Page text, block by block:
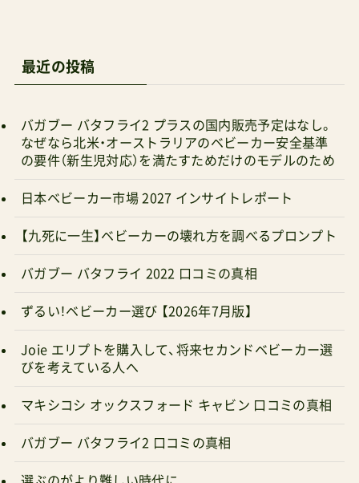
RECAROイージーライフで踏切走行ローシートな
のにハイハンドル。ハンドル形状が独特で落ち着
ベビーゼンYOYO2で踏切走行世界が認めたB型ベ
ビーカー。でもお値段高すぎ(@_@。＞ベビーゼン
YOYO2のレビューサイベックスリベルで踏切走行
自転車の前カゴに積んで公園ラリーのお供に◎＞
サイベックスリベルのレビューサイベックスイー
ジーS2で踏切走行派手さはないが実は使いやすい
サイベックスの背面式ベビーカー＞サイベックス
イージーS2のレビューいずれの5台もつまづかず
に踏切を渡ることができました。悪い例：”高性能
ベビーカーでも”こうすればつまづく！逆に悪い例
もお見せしておきます。こちらの走行テストでは
最後のレールを乗り越える直前、意図的に速度を
落として溝に侵入しました。それまで軽々と溝を
乗り越えていた走行性の良いベビーカーでもここ
最近の投稿
バガブー バタフライ2 プラスの国内販売予定はなし。
なぜなら北米・オーストラリアのベビーカー安全基準
の要件（新生児対応）を満たすためだけのモデルのため
日本ベビーカー市場 2027 インサイトレポート
【九死に一生】ベビーカーの壊れ方を調べるプロンプト
バガブー バタフライ 2022 口コミの真相
ずるい！ベビーカー選び 【2026年7月版】
Joie エリプトを購入して、将来セカンドベビーカー選
びを考えている人へ
マキシコシ オックスフォード キャビン 口コミの真相
バガブー バタフライ2 口コミの真相